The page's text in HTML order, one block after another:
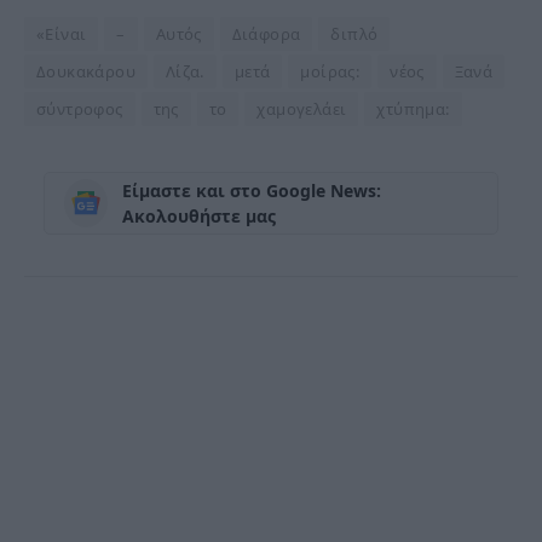
Αυτός Διάφορα
διπλό
Δουκακάρου
μετά μοίρας: νέος
σύντροφος
της το χαμογελάει χτύπημα:
Είμαστε και στο Google News:
Ακολουθήστε μας